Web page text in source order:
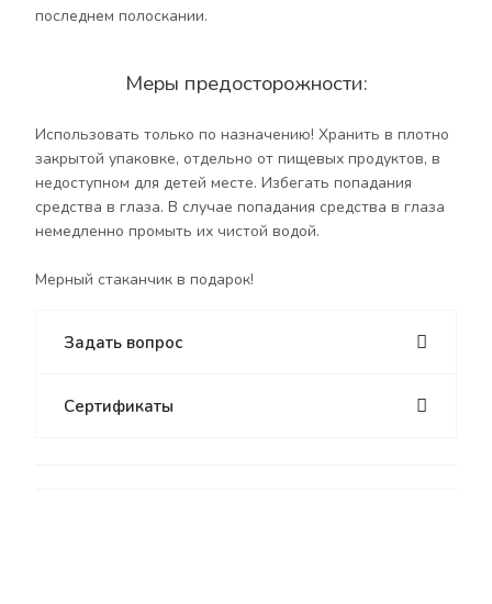
последнем полоскании.
Меры предосторожности:
Использовать только по назначению! Хранить в плотно
закрытой упаковке, отдельно от пищевых продуктов, в
недоступном для детей месте. Избегать попадания
средства в глаза. В случае попадания средства в глаза
немедленно промыть их чистой водой.
Мерный стаканчик в подарок!
Задать вопрос
Сертификаты